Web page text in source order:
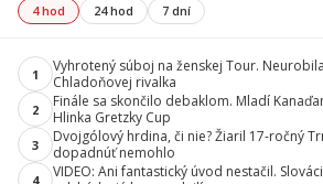
4 hod 24 hod 7 dní
1
Vyhrotený súboj na ženskej Tour.
Chladoňovej rivalka
2
Finále sa skončilo debaklom. Mladí
Hlinka Gretzky Cup
3
Dvojgólový hrdina, či nie? Žiaril 17-ročný
dopadnúť nemohlo
4
VIDEO: Ani fantastický úvod nestačil.